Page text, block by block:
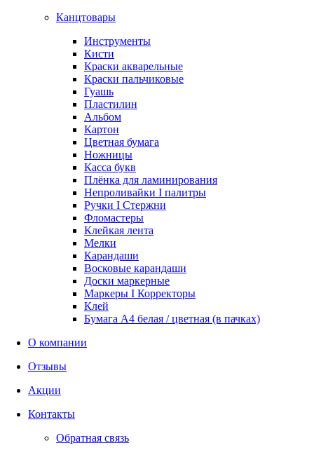
Канцтовары
Инструменты
Кисти
Краски акварельные
Краски пальчиковые
Гуашь
Пластилин
Альбом
Картон
Цветная бумага
Ножницы
Касса букв
Плёнка для ламинирования
Непроливайки I палитры
Ручки I Стержни
Фломастеры
Клейкая лента
Мелки
Карандаши
Восковые карандаши
Доски маркерные
Маркеры I Корректоры
Клей
Бумага А4 белая / цветная (в пачках)
О компании
Отзывы
Акции
Контакты
Обратная связь